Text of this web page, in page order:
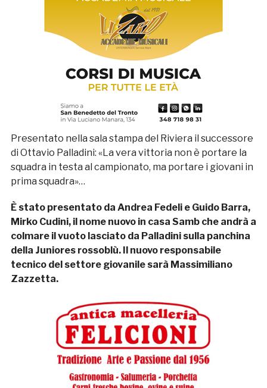
Presentato nella sala stampa del Riviera il successore
di Ottavio Palladini: «La vera vittoria non è portare la
squadra in testa al campionato, ma portare i giovani in
prima squadra»…
È stato presentato da Andrea Fedeli e Guido Barra,
Mirko Cudini, il nome nuovo in casa Samb che andrà a
colmare il vuoto lasciato da Palladini sulla panchina
della Juniores rossoblù. Il nuovo responsabile
tecnico del settore giovanile sarà Massimiliano
Zazzetta.